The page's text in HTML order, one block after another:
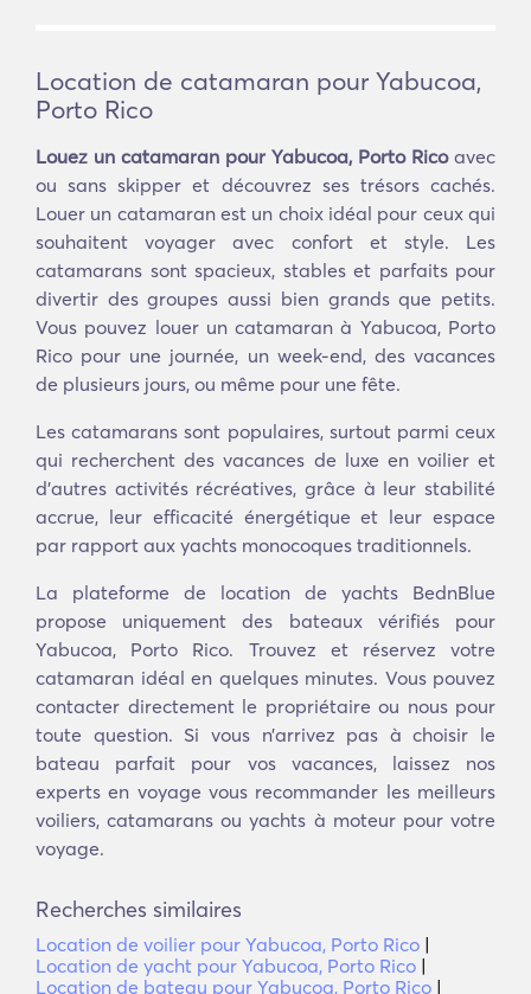
Location de catamaran pour Yabucoa,
Porto Rico
Louez un catamaran pour Yabucoa, Porto Ricoavec
ou sans skipper et découvrez ses trésors cachés.
Louer un catamaran est un choix idéal pour ceux qui
souhaitent voyager avec confort et style. Les
catamarans sont spacieux, stables et parfaits pour
divertir des groupes aussi bien grands que petits.
Vous pouvez louer un catamaran à Yabucoa, Porto
Rico pour une journée, un week-end, des vacances
de plusieurs jours, ou même pour une fête.
Les catamarans sont populaires, surtout parmi ceux
qui recherchent des vacances de luxe en voilier et
d'autres activités récréatives, grâce à leur stabilité
accrue, leur efficacité énergétique et leur espace
par rapport aux yachts monocoques traditionnels.
La plateforme de location de yachts BednBlue
propose uniquement des bateaux vérifiés pour
Yabucoa, Porto Rico. Trouvez et réservez votre
catamaran idéal en quelques minutes. Vous pouvez
contacter directement le propriétaire ou nous pour
toute question. Si vous n’arrivez pas à choisir le
bateau parfait pour vos vacances, laissez nos
experts en voyage vous recommander les meilleurs
voiliers, catamarans ou yachts à moteur pour votre
voyage.
Recherches similaires
Location de voilier pour Yabucoa, Porto Rico |
Location de yacht pour Yabucoa, Porto Rico |
Location de bateau pour Yabucoa, Porto Rico |